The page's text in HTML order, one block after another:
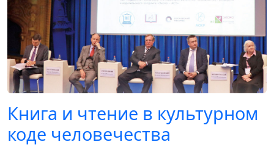
Книга и чтение в культурном
коде человечества